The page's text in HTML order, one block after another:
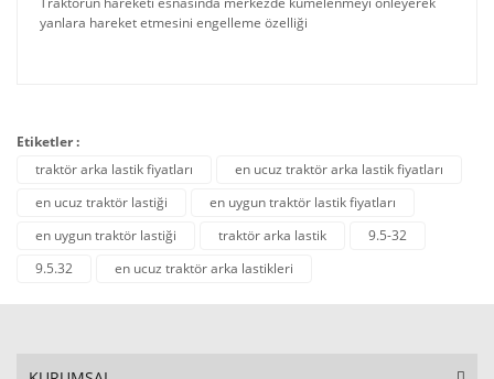
yanlara hareket etmesini engelleme özelliği
Etiketler :
traktör arka lastik fiyatları
en ucuz traktör arka lastik fiyatları
en ucuz traktör lastiği
en uygun traktör lastik fiyatları
en uygun traktör lastiği
traktör arka lastik
9.5-32
9.5.32
en ucuz traktör arka lastikleri